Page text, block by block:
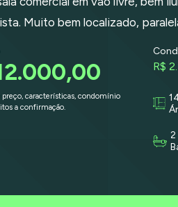
Muito bem localizado,
preço, características, condomínio
a confirmação.
R$
2